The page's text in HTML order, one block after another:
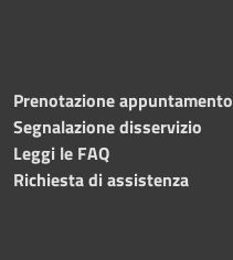
Prenotazione appuntamento
Segnalazione disservizio
Leggi le FAQ
Richiesta di assistenza